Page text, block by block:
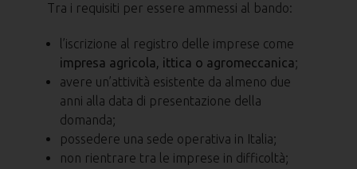
Tra i requisiti per essere ammessi al bando:
l’iscrizione al registro delle imprese come
impresa agricola, ittica o agromeccanica;
avere un’attività esistente da almeno due
anni alla data di presentazione della
domanda;
possedere una sede operativa in Italia;
non rientrare tra le imprese in difficoltà;